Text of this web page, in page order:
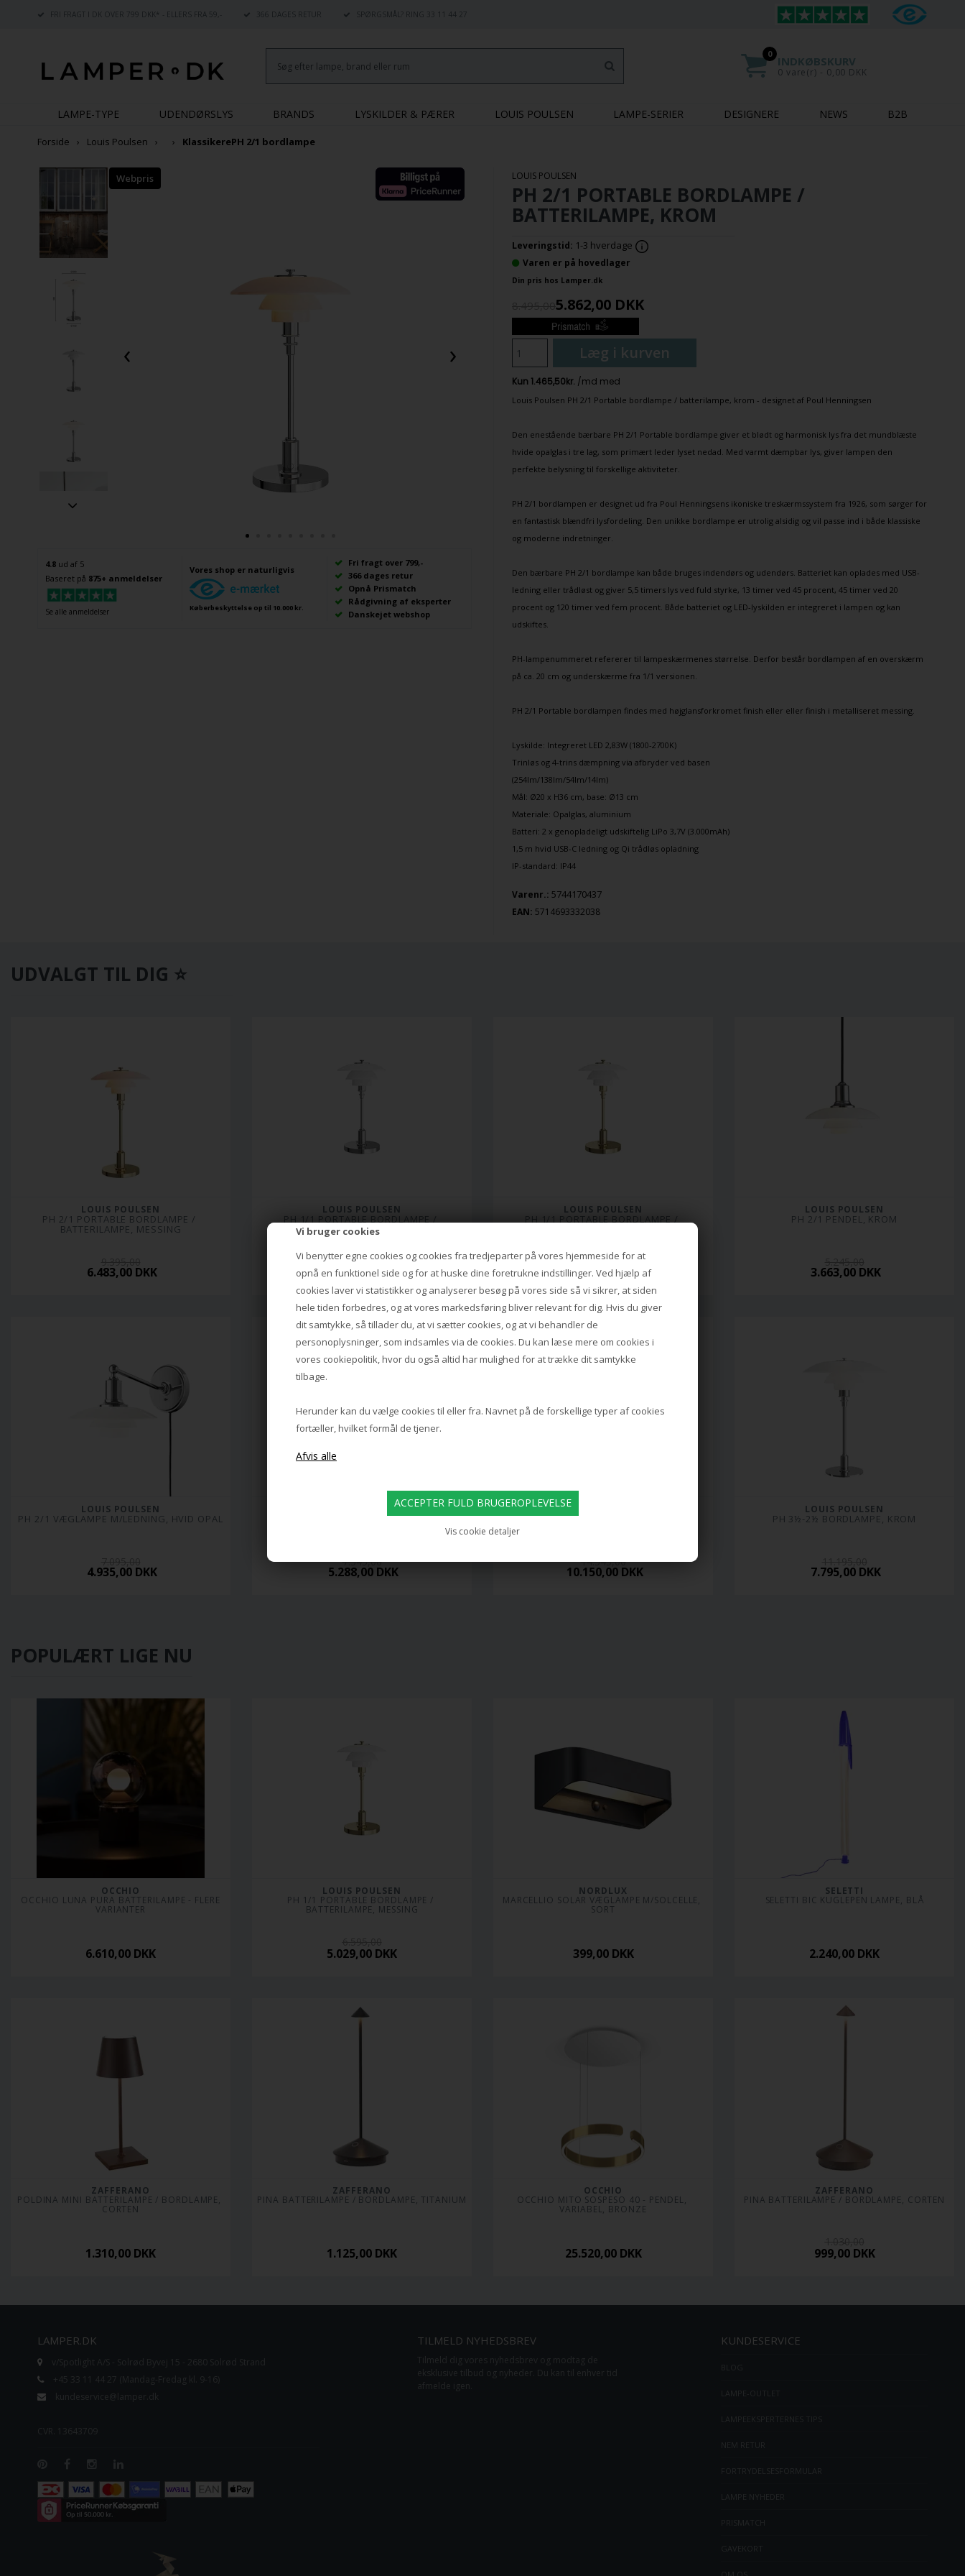
Vi bruger cookies
Vi benytter egne cookies og cookies fra tredjeparter på vores hjemmeside for at
opnå en funktionel side og for at huske dine foretrukne indstillinger. Ved hjælp af
cookies laver vi statistikker og analyserer besøg på vores side så vi sikrer, at siden
hele tiden forbedres, og at vores markedsføring bliver relevant for dig. Hvis du giver
dit samtykke, så tillader du, at vi sætter cookies, og at vi behandler de
personoplysninger, som indsamles via de cookies. Du kan læse mere om cookies i
vores cookiepolitik , hvor du også altid har mulighed for at trække dit samtykke
tilbage.
Herunder kan du vælge cookies til eller fra. Navnet på de forskellige typer af cookies
fortæller, hvilket formål de tjener.
Vis cookie detaljer
FRI FRAGT I DK OVER 799 DKK* - ELLERS FRA 59,- 366 DAGES RETUR SPØRGSMÅL? RING 33 11 44 27
0
INDKØBSKURV
0 vare(r) - 0,00 DKK
LAMPE-TYPE UDENDØRSLYS BRANDS LYSKILDER & PÆRER LOUIS POULSEN LAMPE-SERIER DESIGNERE NEWS B2B
Forside Louis Poulsen KlassikerePH 2/1 bordlampe
‹ ›
4.8 ud af 5
Baseret på 875+ anmeldelser
Se alle anmeldelser
Vores shop er naturligvis
Køberbeskyttelse op til 10.000 kr.
Fri fragt over 799,-
366 dages retur
Opnå Prismatch
Rådgivning af eksperter
Danskejet webshop
LOUIS POULSEN
PH 2/1 PORTABLE BORDLAMPE /
BATTERILAMPE, KROM
Leveringstid: 1-3 hverdage
Varen er på hovedlager
Din pris hos Lamper.dk
5.862,00 DKK
Læg i kurven
Louis Poulsen PH 2/1 Portable bordlampe / batterilampe, krom - designet af Poul Henningsen
Den enestående bærbare PH 2/1 Portable bordlampe giver et blødt og harmonisk lys fra det mundblæste
hvide opalglas i tre lag, som primært leder lyset nedad. Med varmt dæmpbar lys, giver lampen den
perfekte belysning til forskellige aktiviteter.
PH 2/1 bordlampen er designet ud fra Poul Henningsens ikoniske treskærmssystem fra 1926, som sørger for
en fantastisk blændfri lysfordeling. Den unikke bordlampe er utrolig alsidig og vil passe ind i både klassiske
og moderne indretninger.
Den bærbare PH 2/1 bordlampe kan både bruges indendørs og udendørs. Batteriet kan oplades med USB-
ledning eller trådløst og giver 5,5 timers lys ved fuld styrke, 13 timer ved 45 procent, 45 timer ved 20
procent og 120 timer ved fem procent. Både batteriet og LED-lyskilden er integreret i lampen og kan
udskiftes.
PH-lampenummeret refererer til lampeskærmenes størrelse. Derfor består bordlampen af en overskærm
på ca. 20 cm og underskærme fra 1/1 versionen.
PH 2/1 Portable bordlampen findes med højglansforkromet finish eller eller finish i metalliseret messing.
Lyskilde: Integreret LED 2,83W (1800-2700K)
Trinløs og 4-trins dæmpning via afbryder ved basen
(254lm/138lm/54lm/14lm)
Mål: Ø20 x H36 cm, base: Ø13 cm
Materiale: Opalglas, aluminium
Batteri: 2 x genopladeligt udskiftelig LiPo 3,7V (3.000mAh)
1,5 m hvid USB-C ledning og Qi trådløs opladning
IP-standard: IP44
Varenr.: 5744170437
EAN: 5714693332038
UDVALGT TIL DIG ⭐
LOUIS POULSEN
PH 2/1 PORTABLE BORDLAMPE /
BATTERILAMPE, MESSING
6.483,00 DKK
LOUIS POULSEN
PH 1/1 PORTABLE BORDLAMPE /
BATTERILAMPE, KROM
5.995,00
4.735,00 DKK
LOUIS POULSEN
PH 1/1 PORTABLE BORDLAMPE /
6.595,00
5.029,00 DKK
LOUIS POULSEN
PH 2/1 PENDEL, KROM
3.663,00 DKK
LOUIS POULSEN
PH 2/1 VÆGLAMPE M/LEDNING, HVID OPAL
4.935,00 DKK
LOUIS POULSEN
PH 2/1 BORDLAMPE, SORT
7.345,00
5.288,00 DKK
LOUIS POULSEN
PH 3½-2½ GULVLAMPE, KROM
14.545,00
10.150,00 DKK
LOUIS POULSEN
PH 3½-2½ BORDLAMPE, KROM
7.795,00 DKK
POPULÆRT LIGE NU
OCCHIO
VARIANTER
6.610,00 DKK
LOUIS POULSEN
PH 1/1 PORTABLE BORDLAMPE /
BATTERILAMPE, MESSING
5.029,00 DKK
NORDLUX
MARCELLIO SOLAR VÆGLAMPE M/SOLCELLE,
SORT
399,00 DKK
SELETTI
SELETTI BIC KUGLEPEN LAMPE, BLÅ
2.240,00 DKK
ZAFFERANO
POLDINA MINI BATTERILAMPE / BORDLAMPE,
CORTEN
1.310,00 DKK
ZAFFERANO
PINA BATTERILAMPE / BORDLAMPE, TITANIUM
1.125,00 DKK
OCCHIO
OCCHIO MITO SOSPESO 40 - PENDEL,
VARIABEL, BRONZE
25.520,00 DKK
ZAFFERANO
PINA BATTERILAMPE / BORDLAMPE, CORTEN
999,00 DKK
LAMPER.DK TILMELD NYHEDSBREV KUNDESERVICE